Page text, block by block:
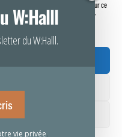
ou les identifiants uniques sur ce
peut avoir un effet négatif sur
2025
W:Halll
du W:Halll.
vie privée.